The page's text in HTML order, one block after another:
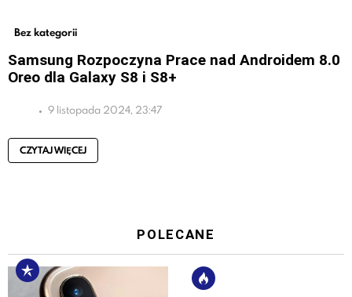
Bez kategorii
Samsung Rozpoczyna Prace nad Androidem 8.0
Oreo dla Galaxy S8 i S8+
9 listopada 2024, 23:47
CZYTAJ WIĘCEJ
POLECANE